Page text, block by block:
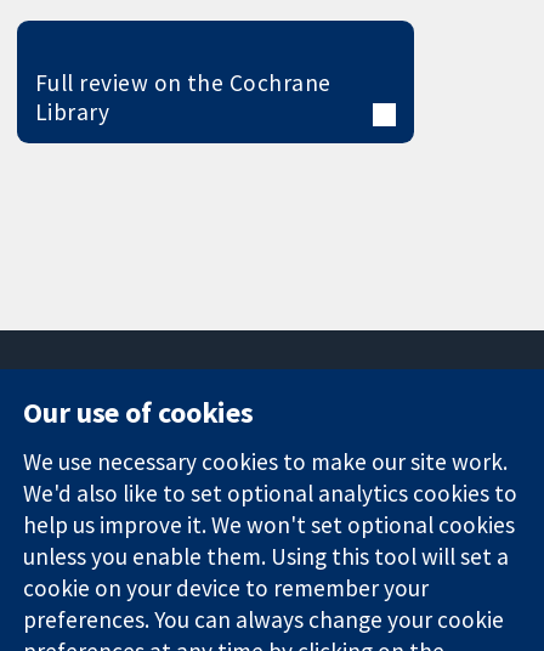
Full review on the Cochrane
Library
Trusted
evidence.
Informed
decisions.
Better health.
Square
London
W1G 0AN
영국
News
Press office
About us
작업
Cochrane
Library
Our use of cookies
We use necessary cookies to make our site work.
We'd also like to set optional analytics cookies to
help us improve it. We won't set optional cookies
unless you enable them. Using this tool will set a
cookie on your device to remember your
preferences. You can always change your cookie